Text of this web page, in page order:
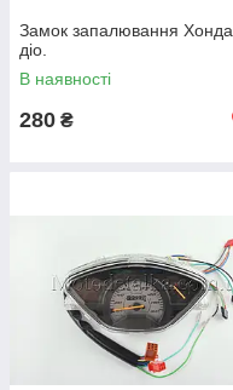
Замок запалювання Хонда
діо.
В наявності
280 ₴